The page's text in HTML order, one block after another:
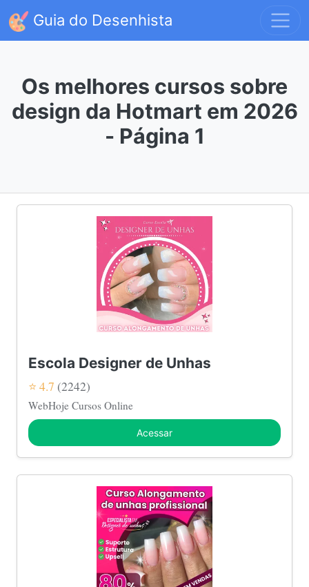
Guia do Desenhista
Os melhores cursos sobre
design da Hotmart em 2026
- Página 1
Escola Designer de Unhas
⭐ 4.7 (2242)
WebHoje Cursos Online
Acessar